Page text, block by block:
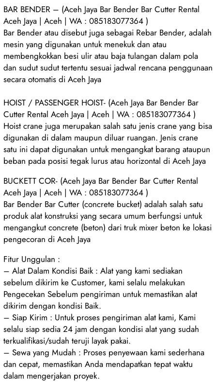
BAR BENDER – (Aceh Jaya Bar Bender Bar Cutter Rental
Aceh Jaya | Aceh | WA : 085183077364 )
Bar Bender atau disebut juga sebagai Rebar Bender, adalah
mesin yang digunakan untuk menekuk dan atau
membengkokkan besi ulir atau baja tulangan dalam pola
dan sudut sudut tertentu sesuai jadwal rencana penggunaan
secara otomatis di Aceh Jaya
HOIST / PASSENGER HOIST- (Aceh Jaya Bar Bender Bar
Cutter Rental Aceh Jaya | Aceh | WA : 085183077364 )
Hoist crane juga merupakan salah satu jenis crane yang bisa
digunakan di dalam maupun diluar ruangan. Jenis crane
satu ini dapat digunakan untuk mengangkat barang ataupun
beban pada posisi tegak lurus atau horizontal di Aceh Jaya
BUCKETT COR- (Aceh Jaya Bar Bender Bar Cutter Rental
Aceh Jaya | Aceh | WA : 085183077364 )
Bar Bender Bar Cutter (concrete bucket) adalah salah satu
produk alat konstruksi yang secara umum berfungsi untuk
mengangkut concrete (beton) dari truk mixer beton ke lokasi
pengecoran di Aceh Jaya
Fitur Unggulan :
– Alat Dalam Kondisi Baik : Alat yang kami sediakan
sebelum dikirim ke Customer, kami selalu melakukan
Pengecekan Sebelum pengiriman untuk memastikan alat
dikirim dengan kondisi Baik.
– Siap Kirim : Untuk proses pengiriman alat kami, Kami
selalu siap sedia 24 jam dengan kondisi alat yang sudah
terkualifikasi/sudah teruji layak pakai.
– Sewa yang Mudah : Proses penyewaan kami sederhana
dan cepat, memastikan Anda mendapatkan tepat waktu
dalam mengerjakan proyek.